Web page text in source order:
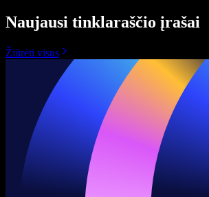
Naujausi tinklaraščio įrašai
Žiūrėti visus